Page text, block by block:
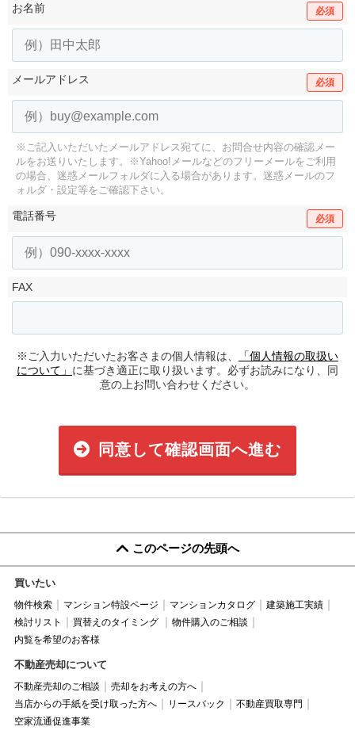
お名前 必須
メールアドレス 必須
※ご記入いただいたメールアドレス宛てに、お問合せ内容の確認メー
ルをお送りいたします。
※Yahoo!メールなどのフリーメールをご利用
の場合、迷惑メールフォルダに入る場合があります。 迷惑メールのフ
ォルダ・設定等をご確認下さい。
電話番号 必須
FAX
※ご入力いただいたお客さまの個人情報は、
「個人情報の取扱い
について」 に基づき適正に取り扱います。必ずお読みになり、同
意の上お問い合わせください。
同意して確認画面へ進む
このページの先頭へ
買いたい
物件検索 マンション特設ページ マンションカタログ
建築施工実績
検討リスト
買替えのタイミング
物件購入のご相談
内覧を希望のお客様
不動産売却について
不動産売却のご相談
売却をお考えの方へ
当店からの手紙を受け取った方へ
リースバック
不動産買取専門
空家流通促進事業